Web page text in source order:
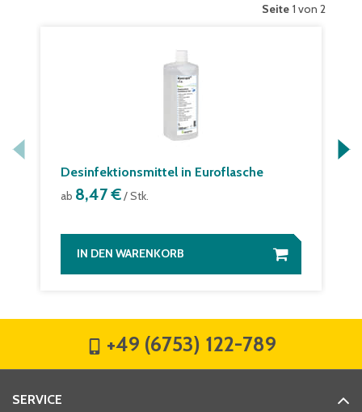
Seite 1 von 2
Desinfektionsmittel in Euroflasche
ab 8,47 €/ Stk.
IN DEN WARENKORB
+49 (6753) 122-789
SERVICE